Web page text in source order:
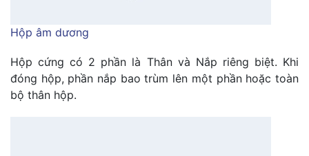
Hộp âm dương
Hộp cứng có 2 phần là Thân và Nắp riêng biệt. Khi
đóng hộp, phần nắp bao trùm lên một phần hoặc toàn
bộ thân hộp.